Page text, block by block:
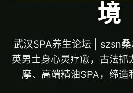
境
武汉SPA养生论坛 | szsn
英男士身心灵疗愈，古法抓
摩、高端精油SPA，缔造